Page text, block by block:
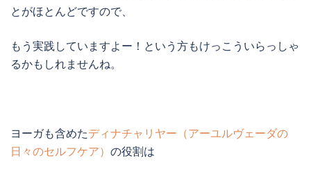
とがほとんどですので、
もう実践していますよー！という方もけっこういらっしゃ
るかもしれませんね。
ヨーガも含めたディナチャリヤー（アーユルヴェーダの
日々のセルフケア） の役割は